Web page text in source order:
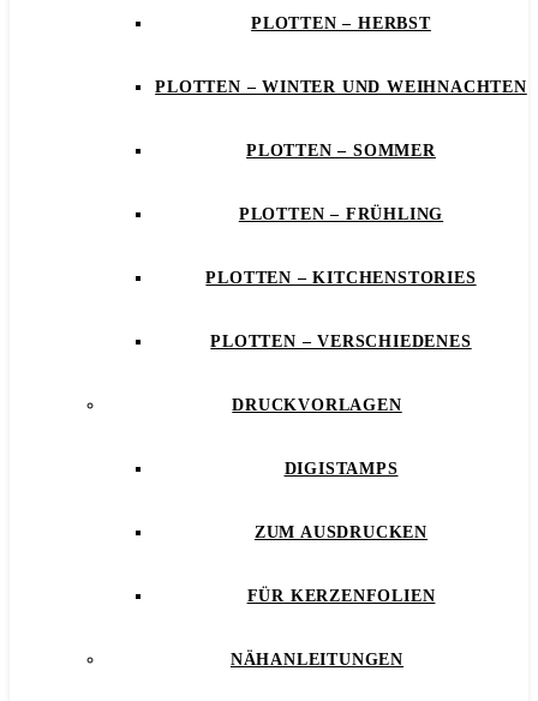
PLOTTEN – HERBST
PLOTTEN – WINTER UND WEIHNACHTEN
PLOTTEN – SOMMER
PLOTTEN – FRÜHLING
PLOTTEN – KITCHENSTORIES
PLOTTEN – VERSCHIEDENES
DRUCKVORLAGEN
DIGISTAMPS
ZUM AUSDRUCKEN
FÜR KERZENFOLIEN
NÄHANLEITUNGEN